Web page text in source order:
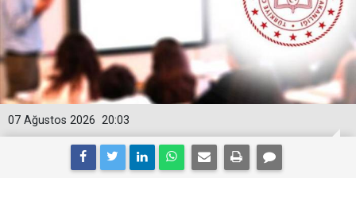
20:03
07 Ağustos 2026